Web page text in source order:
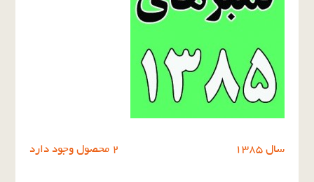
سال ١٣٨٥ 2 محصول وجود دارد